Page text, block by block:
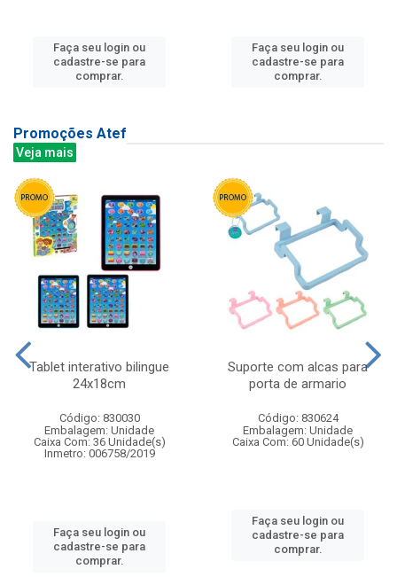
Faça seu login ou
cadastre-se para
comprar.
Faça seu login ou
cadastre-se para
comprar.
Promoções Atef
Veja mais
Tablet interativo bilingue
24x18cm
Código: 830030
Embalagem: Unidade
Caixa Com: 36 Unidade(s)
Inmetro: 006758/2019
Faça seu login ou
cadastre-se para
comprar.
Suporte com alcas para
porta de armario
Código: 830624
Embalagem: Unidade
Caixa Com: 60 Unidade(s)
Faça seu login ou
cadastre-se para
comprar.